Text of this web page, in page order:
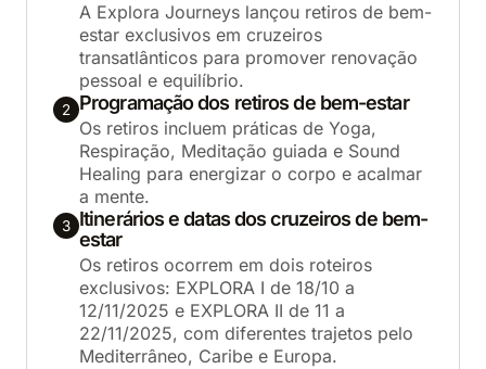
A Explora Journeys lançou retiros de bem-
estar exclusivos em cruzeiros
transatlânticos para promover renovação
pessoal e equilíbrio.
2 Programação dos retiros de bem-estar
Os retiros incluem práticas de Yoga,
Respiração, Meditação guiada e Sound
Healing para energizar o corpo e acalmar
a mente.
3 Itinerários e datas dos cruzeiros de bem-
estar
Os retiros ocorrem em dois roteiros
exclusivos: EXPLORA I de 18/10 a
12/11/2025 e EXPLORA II de 11 a
22/11/2025, com diferentes trajetos pelo
Mediterrâneo, Caribe e Europa.